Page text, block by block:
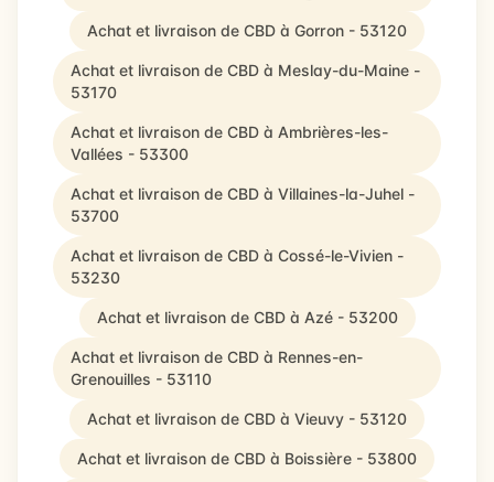
Achat et livraison de CBD à Gorron - 53120
Achat et livraison de CBD à Meslay-du-Maine -
53170
Achat et livraison de CBD à Ambrières-les-
Vallées - 53300
Achat et livraison de CBD à Villaines-la-Juhel -
53700
Achat et livraison de CBD à Cossé-le-Vivien -
53230
Achat et livraison de CBD à Azé - 53200
Achat et livraison de CBD à Rennes-en-
Grenouilles - 53110
Achat et livraison de CBD à Vieuvy - 53120
Achat et livraison de CBD à Boissière - 53800